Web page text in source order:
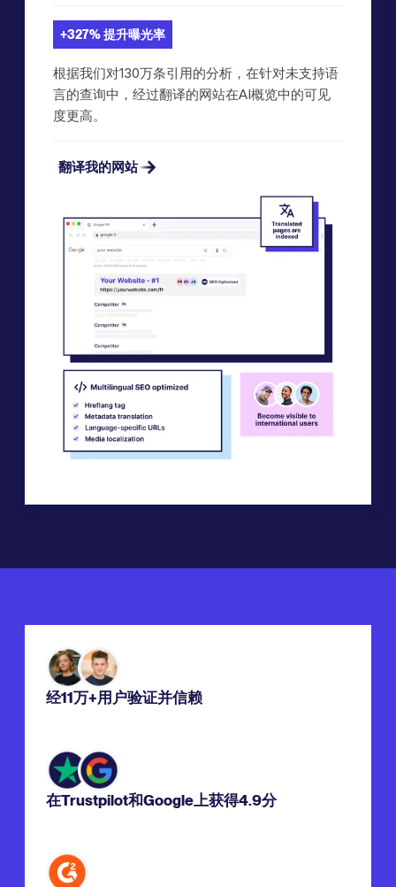
+327% 提升曝光率
根据我们对130万条引用的分析，在针对未支持语
言的查询中，经过翻译的网站在AI概览中的可见
度更高。
翻译我的网站
经11万+用户验证并信赖
在Trustpilot和Google上获得4.9分